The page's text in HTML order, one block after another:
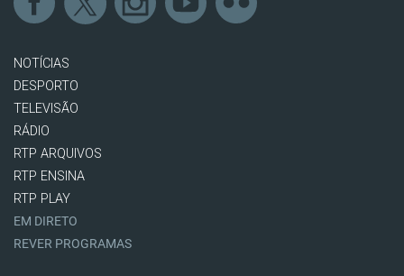
NOTÍCIAS
DESPORTO
TELEVISÃO
RÁDIO
RTP ARQUIVOS
RTP ENSINA
RTP PLAY
EM DIRETO
REVER PROGRAMAS